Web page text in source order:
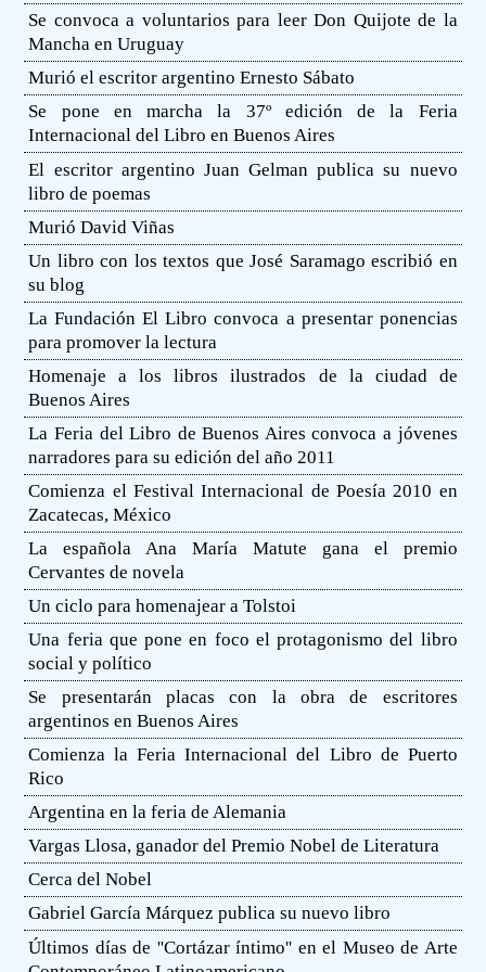
Se convoca a voluntarios para leer Don Quijote de la
Mancha en Uruguay
Murió el escritor argentino Ernesto Sábato
Se pone en marcha la 37º edición de la Feria
Internacional del Libro en Buenos Aires
El escritor argentino Juan Gelman publica su nuevo
libro de poemas
Murió David Viñas
Un libro con los textos que José Saramago escribió en
su blog
La Fundación El Libro convoca a presentar ponencias
para promover la lectura
Homenaje a los libros ilustrados de la ciudad de
Buenos Aires
La Feria del Libro de Buenos Aires convoca a jóvenes
narradores para su edición del año 2011
Comienza el Festival Internacional de Poesía 2010 en
Zacatecas, México
La española Ana María Matute gana el premio
Cervantes de novela
Un ciclo para homenajear a Tolstoi
Una feria que pone en foco el protagonismo del libro
social y político
Se presentarán placas con la obra de escritores
argentinos en Buenos Aires
Comienza la Feria Internacional del Libro de Puerto
Rico
Argentina en la feria de Alemania
Vargas Llosa, ganador del Premio Nobel de Literatura
Cerca del Nobel
Gabriel García Márquez publica su nuevo libro
Últimos días de ''Cortázar íntimo'' en el Museo de Arte